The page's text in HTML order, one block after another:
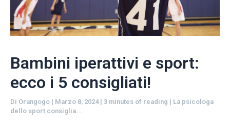
Bambini iperattivi e sport:
ecco i 5 consigliati!
Di Orangogo | Marzo 8, 2024 | 3 minutes of reading | La psicologa
dello sport consiglia...